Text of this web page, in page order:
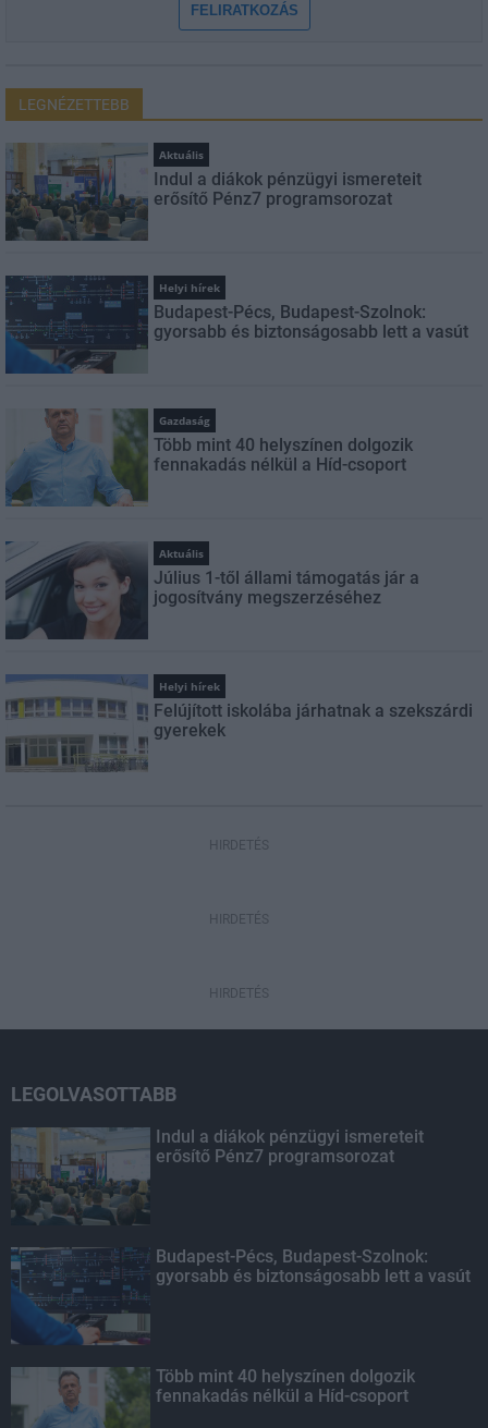
FELIRATKOZÁS
LEGNÉZETTEBB
Aktuális
Indul a diákok pénzügyi ismereteit
erősítő Pénz7 programsorozat
Helyi hírek
Budapest-Pécs, Budapest-Szolnok:
gyorsabb és biztonságosabb lett a vasút
Gazdaság
Több mint 40 helyszínen dolgozik
fennakadás nélkül a Híd-csoport
Aktuális
Július 1-től állami támogatás jár a
jogosítvány megszerzéséhez
Helyi hírek
Felújított iskolába járhatnak a szekszárdi
gyerekek
HIRDETÉS
HIRDETÉS
HIRDETÉS
LEGOLVASOTTABB
Indul a diákok pénzügyi ismereteit
erősítő Pénz7 programsorozat
Budapest-Pécs, Budapest-Szolnok:
gyorsabb és biztonságosabb lett a vasút
Több mint 40 helyszínen dolgozik
fennakadás nélkül a Híd-csoport